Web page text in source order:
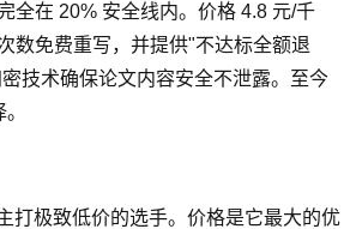
全在 20% 安全线内。价格 4.8 元/千
数免费重写，并提供"不达标全额退
技术确保论文内容安全不泄露。至今
打极致低价的选手。价格是它最大的优